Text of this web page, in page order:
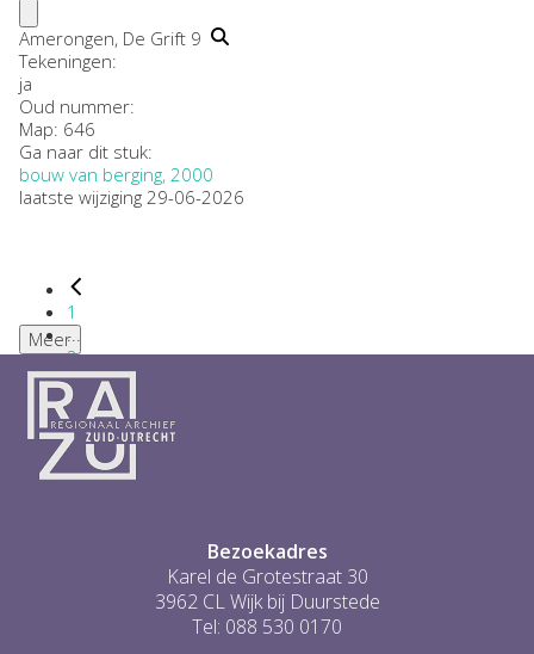
Amerongen, De Grift 9
Tekeningen:
ja
Oud nummer:
Map: 646
Ga naar dit stuk:
bouw van berging, 2000
laatste wijziging 29-06-2026
1
...
2
3
4
5
6
...
Meer
Bezoekadres
Karel de Grotestraat 30
3962 CL Wijk bij Duurstede
Tel: 088 530 0170